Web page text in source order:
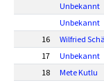
Unbekannt
Unbekannt
16
Wilfried
17
Unbekannt
18
Mete Kutlu